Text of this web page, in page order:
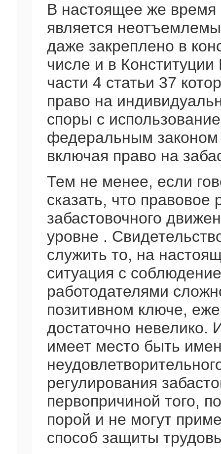
В настоящее же время
является
даже закреплено в
числе и в
части 4 статьи 37
право на
споры с
федеральным законом
включая право на
Тем не менее, если
сказать, что правовое
забастовочного
уровне .
служить то, на
ситуация с
работодателями
позитивном ключе,
достаточно невелико.
имеет место быть
регулирования
первопричиной того,
порой и не могут
способ защиты